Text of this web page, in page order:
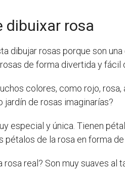
dibuixar rosa
dibujar rosas porque son
de forma divertida y fácil
colores, como rojo,
de rosas imaginarías?
especial y única. Tienen
pétalos de la rosa en forma
rosa real? Son muy suaves